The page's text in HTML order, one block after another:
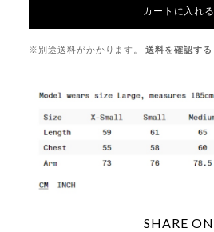
カートに入れる
※別途送料がかかります。 送料を確認する
SHARE ON